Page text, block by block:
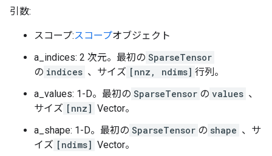
引数:
スコープ:スコープオブジェクト
a_indices: 2 次元。最初の SparseTensor
の indices 、サイズ [nnz, ndims] 行列。
a_values: 1-D。最初の SparseTensor の values 、
サイズ [nnz] Vector。
a_shape: 1-D。最初の SparseTensor の shape 、サ
イズ [ndims] Vector。